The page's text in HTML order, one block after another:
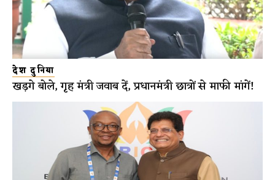
देश दुनिया
खड़गे बोले, गृह मंत्री जवाब दें, प्रधानमंत्री छात्रों से माफी मांगें!